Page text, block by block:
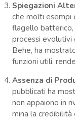
Spiegazioni
che molti esempi
flagello
processi evolutivi
Behe, ha
funzioni utili,
Assenza di
pubblicati ha
non appaiono in
mina la credibilità